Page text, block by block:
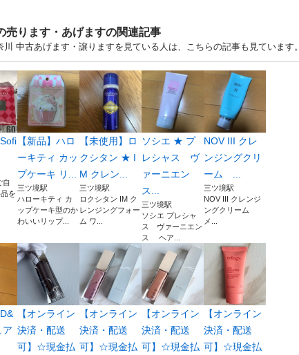
売ります・あげますの関連記事
中古あげます・譲りますを見ている人は、こちらの記事も見ています。
を
【新品】ハロ
ーキティ カッ
プケーキ リ...
三ツ境駅
ハローキティ カ
ップケーキ型のか
わいいリップ...
【未使用】ロ
クシタン ★ I
M クレン...
三ツ境駅
ロクシタン IM ク
レンジングフォー
ム ワ...
ソシエ ★ プ
レシャス ヴ
ァーニエン
ス...
三ツ境駅
ソシエ プレシャ
ス ヴァーニエン
ス ヘア...
NOV III クレ
ンジングクリ
ーム ...
三ツ境駅
NOV III クレンジ
ングクリーム
メ...
ア
【オンライン
決済・配送
可】☆現金払
【オンライン
決済・配送
可】☆現金払
【オンライン
決済・配送
可】☆現金払
【オンライン
決済・配送
可】☆現金払